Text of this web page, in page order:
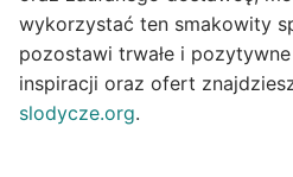
wykorzystać ten smakowity
pozostawi trwałe i
inspiracji oraz ofert
slodycze.org.